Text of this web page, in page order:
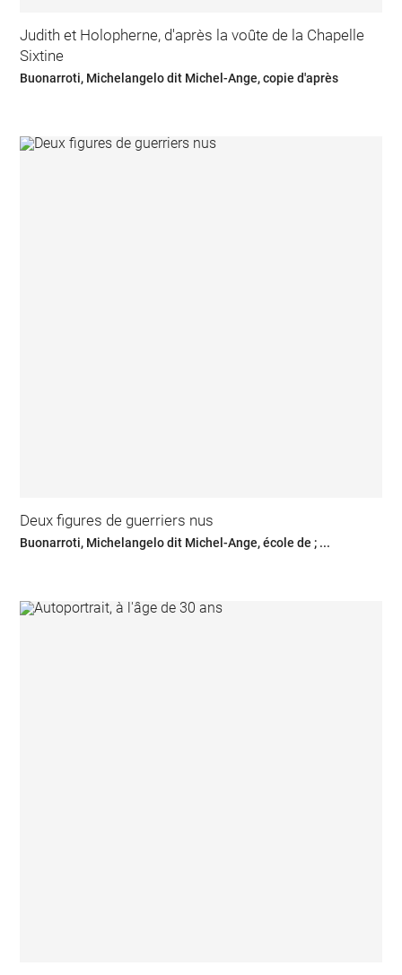
Judith et Holopherne, d'après la voûte de la Chapelle
Sixtine
Buonarroti, Michelangelo dit Michel-Ange, copie d'après
Deux figures de guerriers nus
Buonarroti, Michelangelo dit Michel-Ange, école de ; ...